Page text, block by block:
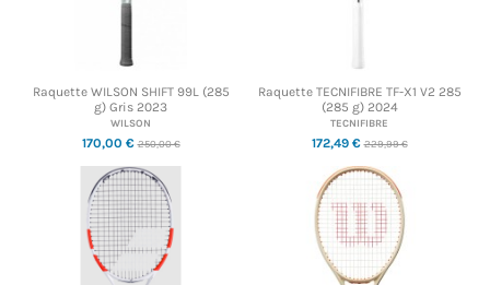
Raquette WILSON SHIFT 99L (285
g) Gris 2023
WILSON
170,00 €250,00 €
Raquette TECNIFIBRE TF-X1 V2 285
(285 g) 2024
TECNIFIBRE
172,49 €229,99 €